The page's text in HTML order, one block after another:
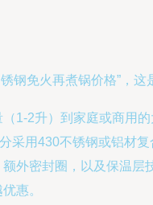
钢免火再煮锅价格”，
1-2升）到家庭或商用
采用430不锈钢或铝材
外密封圈，以及保温层
惠。